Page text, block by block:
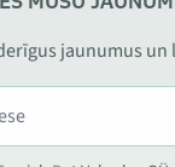
jaunumus